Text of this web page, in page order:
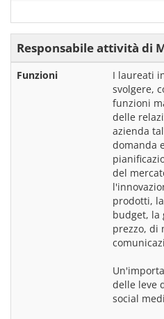
Responsabile attività di
Funzioni
I laureati
svolgere,
funzioni
delle
azienda
domanda
del
prodotti,
budget, la
prezzo, di
delle leve
social